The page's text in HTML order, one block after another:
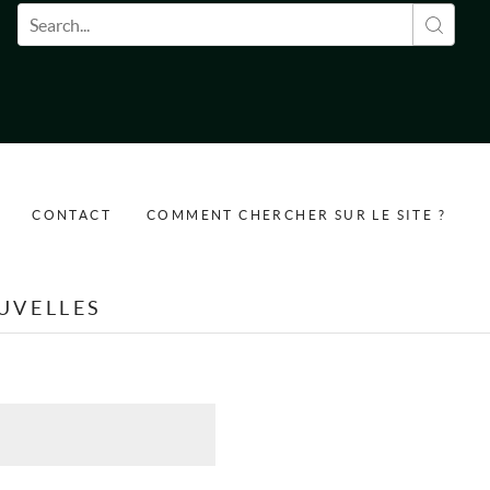
Formulaire de recherche
CONTACT COMMENT CHERCHER SUR LE SITE ?